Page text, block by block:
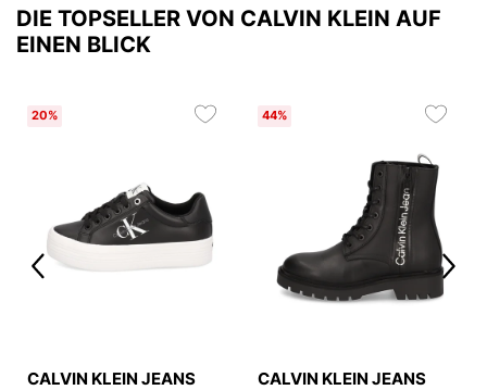
DIE TOPSELLER VON CALVIN KLEIN AUF
EINEN BLICK
20%
CALVIN KLEIN JEANS
44%
CALVIN KLEIN JEANS